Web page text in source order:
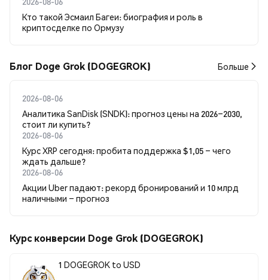
Кто такой Эсмаил Багеи: биография и роль в
криптосделке по Ормузу
Блог Doge Grok (DOGEGROK) Больше
2026-08-06
Аналитика SanDisk (SNDK): прогноз цены на 2026–2030,
стоит ли купить?
2026-08-06
Курс XRP сегодня: пробита поддержка $1,05 – чего
ждать дальше?
2026-08-06
Акции Uber падают: рекорд бронирований и 10 млрд
наличными – прогноз
Курс конверсии Doge Grok (DOGEGROK)
1 DOGEGROK to USD